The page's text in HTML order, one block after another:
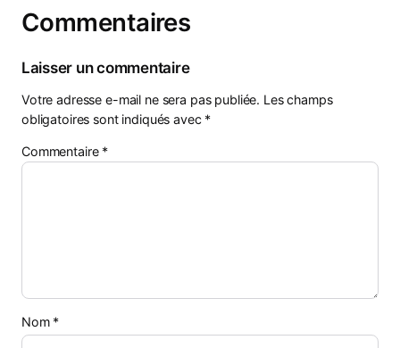
Commentaires
Laisser un commentaire
Votre adresse e-mail ne sera pas publiée. Les champs
obligatoires sont indiqués avec *
Commentaire *
Nom *